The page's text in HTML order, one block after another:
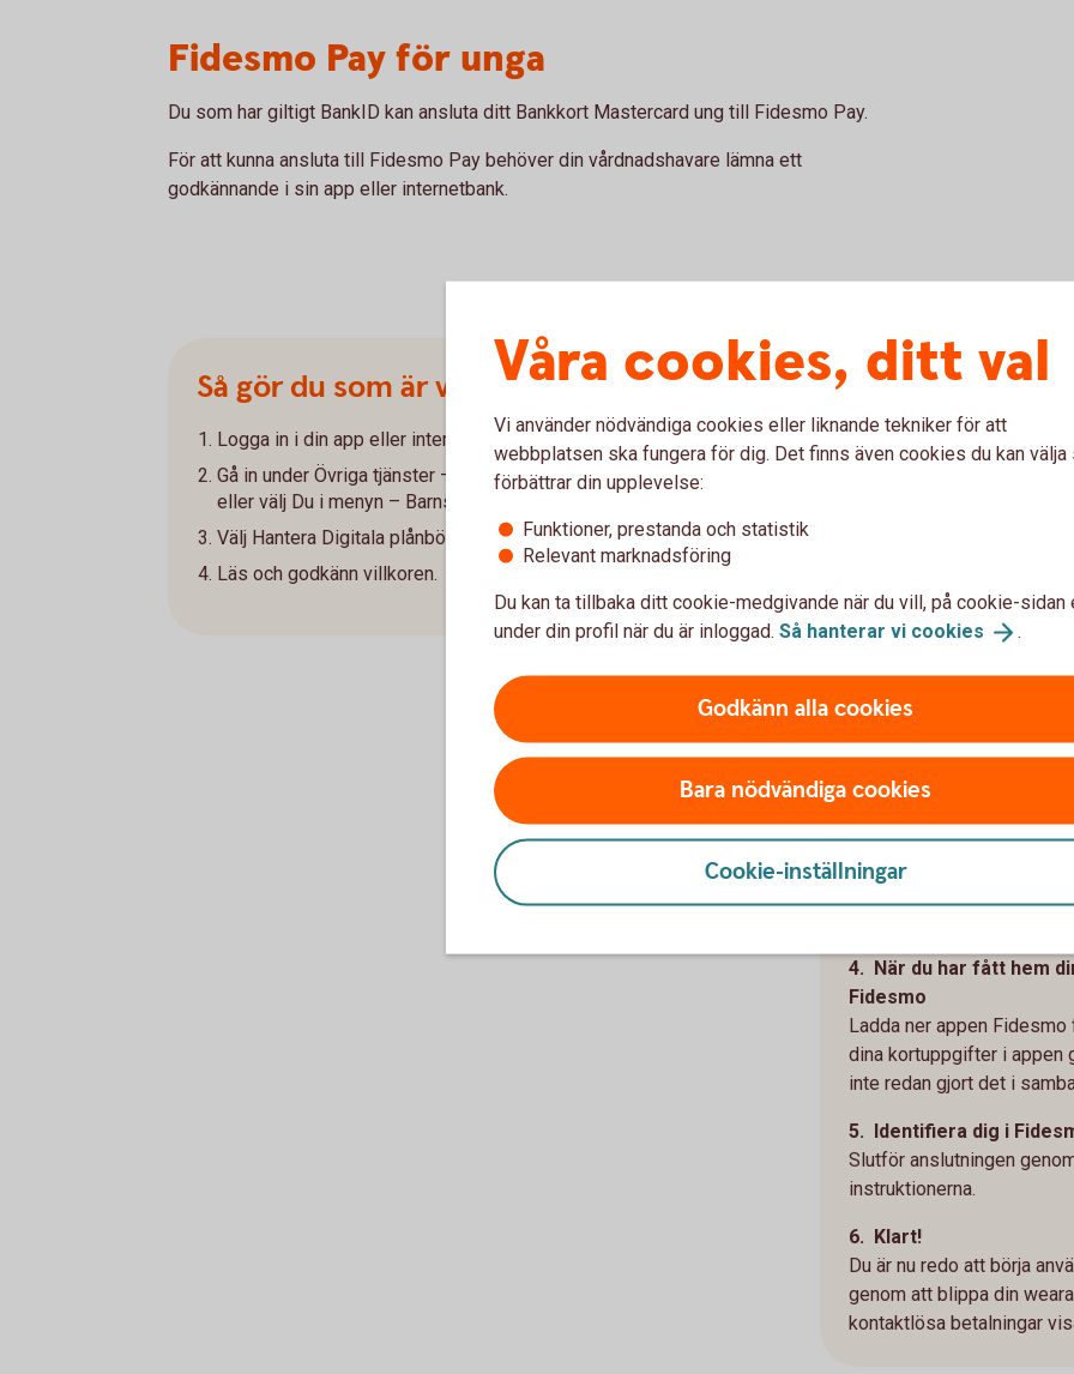
Fidesmo Pay för unga
Du som har giltigt BankID kan ansluta ditt Bankkort Mastercard ung till Fidesmo Pay.
För att kunna ansluta till Fidesmo Pay behöver din vårdnadshavare lämna ett
godkännande i sin app eller internetbank.
Så gör du som är vårdnadshavare:
Logga in i din app eller internetbank.
Gå in under Övriga tjänster – Barns tjänster i internetbanken
eller välj Du i menyn – Barns tjänster i appen.
Välj Hantera Digitala plånböcker och gå igenom flödet.
Läs och godkänn villkoren.
Så gör du:
internetbanken kan du,
För att kunna verifiera ditt
För att kunna använda
stöder tjänsten.
Läs mer på Fidesmos
3. Anslut ditt kort till
1. Online, när du beställer
4. När du har fått hem
Fidesmo
Ladda ner appen
dina kortuppgifter i appen
inte redan gjort det i
5. Identifiera dig i
Slutför anslutningen
instruktionerna.
6. Klart!
Du är nu redo att börja
genom att blippa din
kontaktlösa betalningar
Våra cookies, ditt val
Vi använder nödvändiga cookies eller liknande tekniker för att
webbplatsen ska fungera för dig. Det finns även cookies du kan välja
förbättrar din upplevelse:
Funktioner, prestanda och statistik
Relevant marknadsföring
Du kan ta tillbaka ditt cookie-medgivande när du vill, på cookie-sidan
under din profil när du är inloggad. Så hanterar vi cookies .
Godkänn alla cookies
Bara nödvändiga cookies
Cookie-inställningar